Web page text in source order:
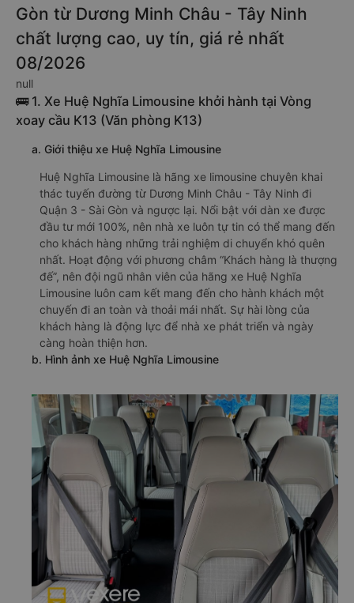
Gòn từ Dương Minh Châu - Tây Ninh
chất lượng cao, uy tín, giá rẻ nhất
08/2026
null
🚌 1. Xe Huệ Nghĩa Limousine khởi hành tại Vòng
xoay cầu K13 (Văn phòng K13)
a. Giới thiệu xe Huệ Nghĩa Limousine
Huệ Nghĩa Limousine là hãng xe limousine chuyên khai
thác tuyến đường từ Dương Minh Châu - Tây Ninh đi
Quận 3 - Sài Gòn và ngược lại. Nổi bật với dàn xe được
đầu tư mới 100%, nên nhà xe luôn tự tin có thể mang đến
cho khách hàng những trải nghiệm di chuyển khó quên
nhất. Hoạt động với phương châm “Khách hàng là thượng
đế”, nên đội ngũ nhân viên của hãng xe Huệ Nghĩa
Limousine luôn cam kết mang đến cho hành khách một
chuyến đi an toàn và thoải mái nhất. Sự hài lòng của
khách hàng là động lực để nhà xe phát triển và ngày
càng hoàn thiện hơn.
b. Hình ảnh xe Huệ Nghĩa Limousine